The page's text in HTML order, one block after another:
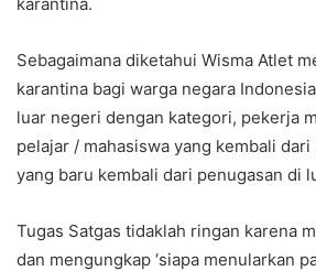
Sebagaimana diketahui Wisma Atlet
karantina bagi warga negara
luar negeri dengan kategori, pekerja
pelajar / mahasiswa yang kembali
yang baru kembali dari penugasan di
Tugas Satgas tidaklah ringan karena
dan mengungkap ‘siapa menularkan